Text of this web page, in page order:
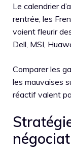
Le calendrier
rentrée, les
voient fleurir
Dell, MSI,
Comparer les
les mauvaises
réactif valent